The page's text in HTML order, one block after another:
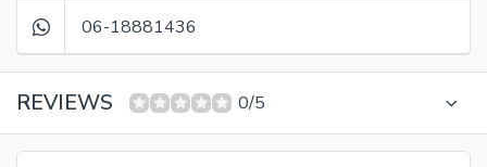
06-18881436
REVIEWS 0/5